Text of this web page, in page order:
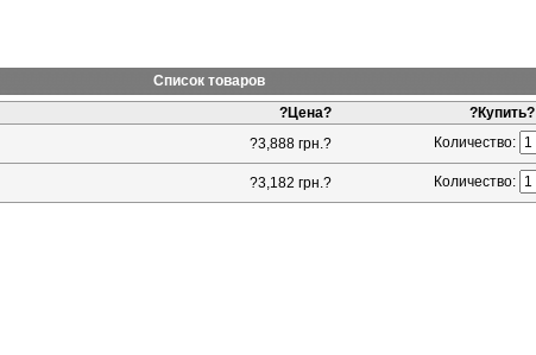
Список товаров
?Цена?
?Купить?
?3,888 грн.? Количество:
?3,182 грн.?
Количество: